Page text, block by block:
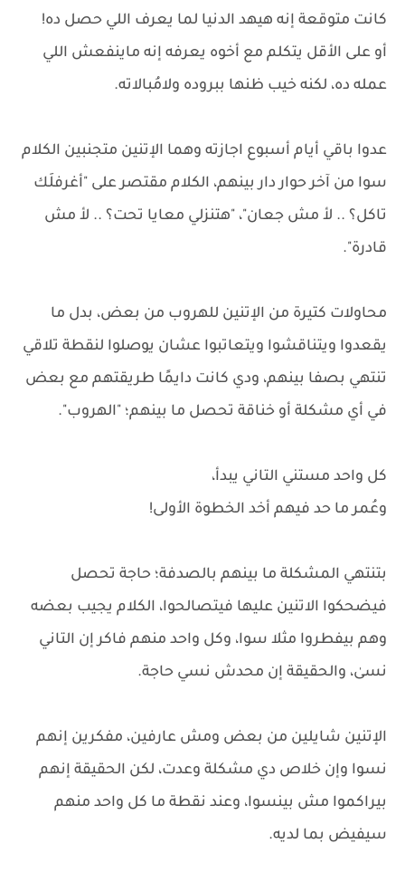
كانت متوقعة إنه هيهد الدنيا لما يعرف اللي حصل ده!
أو على الأقل يتكلم مع أخوه يعرفه إنه ماينفعش اللي
عمله ده، لكنه خيب ظنها ببروده ولامُبالاته.
عدوا باقي أيام أسبوع اجازته وهما الإتنين متجنبين الكلام
سوا من آخر حوار دار بينهم، الكلام مقتصر على "أغرفلَك
تاكل؟ .. لأ مش جعان"، "هتنزلي معايا تحت؟ .. لأ مش
قادرة".
محاولات كتيرة من الإتنين للهروب من بعض، بدل ما
يقعدوا ويتناقشوا ويتعاتبوا عشان يوصلوا لنقطة تلاقي
تنتهي بصفا بينهم، ودي كانت دايمًا طريقتهم مع بعض
في أي مشكلة أو خناقة تحصل ما بينهم؛ "الهروب".
كل واحد مستني التاني يبدأ،
وعُمر ما حد فيهم أخد الخطوة الأولى!
بتنتهي المشكلة ما بينهم بالصدفة؛ حاجة تحصل
فيضحكوا الاتنين عليها فيتصالحوا، الكلام يجيب بعضه
وهم بيفطروا مثلا سوا، وكل واحد منهم فاكر إن التاني
نسىٰ، والحقيقة إن محدش نسي حاجة.
الإتنين شايلين من بعض ومش عارفين، مفكرين إنهم
نسوا وإن خلاص دي مشكلة وعدت، لكن الحقيقة إنهم
بيراكموا مش بينسوا، وعند نقطة ما كل واحد منهم
سيفيض بما لديه.